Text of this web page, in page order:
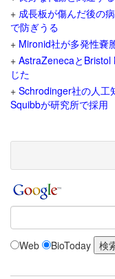
+ 成長板が傷んだ後の
で防ぎうる
+ Mironid社が多発性嚢
+ AstraZenecaとBristol
じた
+ Schrodinger社の人工
Squibbが研究所で採用
Web BioToday